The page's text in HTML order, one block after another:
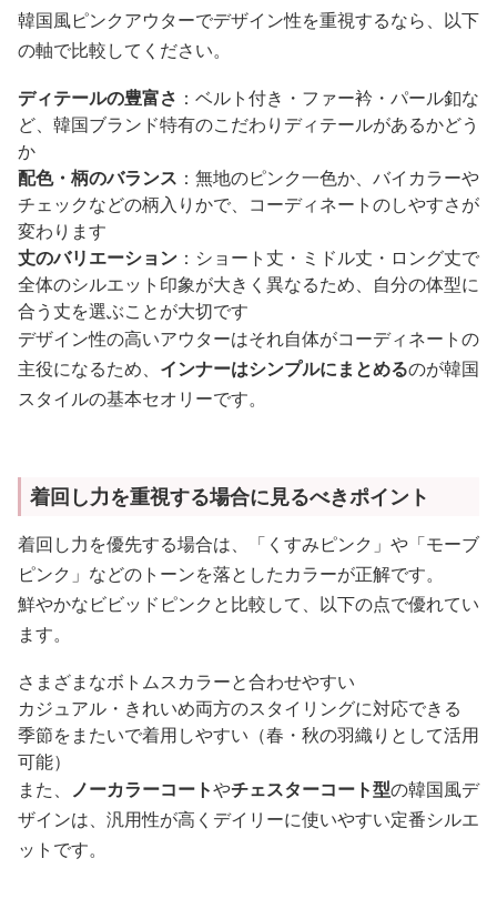
韓国風ピンクアウターでデザイン性を重視するなら、以下
の軸で比較してください。
ディテールの豊富さ ：ベルト付き・ファー衿・パール釦な
ど、韓国ブランド特有のこだわりディテールがあるかどう
か
配色・柄のバランス ：無地のピンク一色か、バイカラーや
チェックなどの柄入りかで、コーディネートのしやすさが
変わります
丈のバリエーション ：ショート丈・ミドル丈・ロング丈で
全体のシルエット印象が大きく異なるため、自分の体型に
合う丈を選ぶことが大切です
デザイン性の高いアウターはそれ自体がコーディネートの
主役になるため、 インナーはシンプルにまとめるのが韓国
スタイルの基本セオリーです。
着回し力を重視する場合に見るべきポイント
着回し力を優先する場合は、「くすみピンク」や「モーブ
ピンク」などのトーンを落としたカラーが正解です。
鮮やかなビビッドピンクと比較して、以下の点で優れてい
ます。
さまざまなボトムスカラーと合わせやすい
カジュアル・きれいめ両方のスタイリングに対応できる
季節をまたいで着用しやすい（春・秋の羽織りとして活用
可能）
また、 ノーカラーコートやチェスターコート型の韓国風デ
ザインは、汎用性が高くデイリーに使いやすい定番シルエ
ットです。